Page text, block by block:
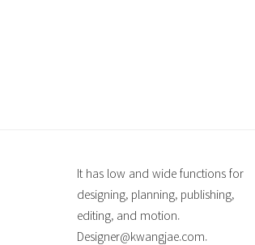
It has low and wide functions for
designing, planning, publishing,
editing, and motion.
Designer@kwangjae.com.